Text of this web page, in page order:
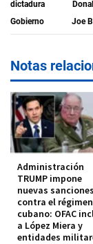
dictadura
Gobierno
Joe
Notas
Administración
TRUMP impone
nuevas sanciones
contra el régimen
cubano: OFAC
a López Miera y
entidades